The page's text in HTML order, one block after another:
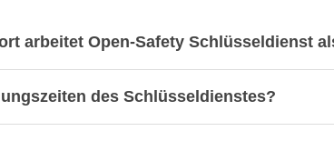
arbeitet Open-Safety Schlüsseldienst
des Schlüsseldienstes?